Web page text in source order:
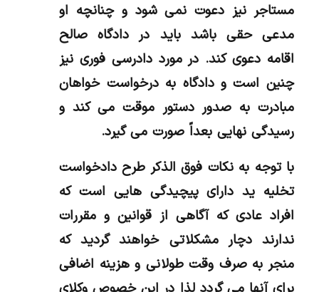
مستاجر نیز دعوت نمی شود و چنانچه او
مدعی حقی باشد باید در دادگاه صالح
اقامه دعوی کند. در مورد دادرسی فوری نیز
چنین است و دادگاه به درخواست خواهان
مبادرت به صدور دستور موقت می کند و
رسیدگی نهایی بعداً صورت می گیرد.
با توجه به نکات فوق الذکر طرح دادخواست
تخلیه ید دارای پیچیدگی هایی است که
افراد عادی که آگاهی از قوانین و مقررات
ندارند دچار مشکلاتی خواهند گردید که
منجر به صرف وقت طولانی و هزینه اضافی